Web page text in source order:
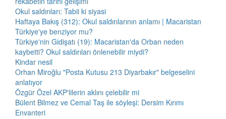
Okul saldırıları: Tabii ki siyasi
Haftaya Bakış (312): Okul saldırılarının anlamı | Macaristan
Türkiye'ye benziyor mu?
Türkiye'nin Gidişatı (19): Macaristan'da Orban neden
kaybetti? Okul saldırıları önlenebilir miydi?
Kindar nesil
Orhan Miroğlu "Posta Kutusu 213 Diyarbakır" belgeselini
anlatıyor
Özgür Özel AKP'lilerin aklını çelebilir mi
Bülent Bilmez ve Cemal Taş ile söyleşi: Dersim Kırımı
Envanteri